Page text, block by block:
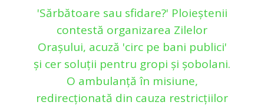
'Sărbătoare sau sfidare?' Ploieștenii
contestă organizarea Zilelor
Orașului, acuză 'circ pe bani publici'
și cer soluții pentru gropi și șobolani.
O ambulanță în misiune,
redirecționată din cauza restricțiilor